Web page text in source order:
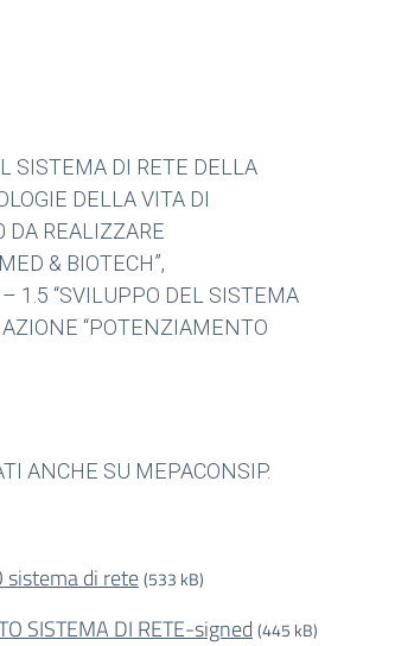
SISTEMA DI RETE DELLA
DELLA VITA DI
DA REALIZZARE
& BIOTECH”,
1.5 “SVILUPPO DEL SISTEMA
“POTENZIAMENTO
ANCHE SU MEPACONSIP.
sistema di rete(533 kB)
SISTEMA DI RETE-signed (445 kB)